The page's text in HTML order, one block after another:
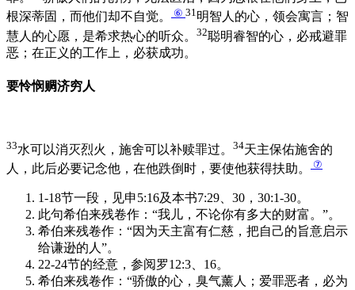
根深蒂固，而他们却不自觉。
⑥ 31明智人的心，领会寓言；智
慧人的心愿，是希求热心的听众。 32聪明睿智的心，必戒避罪
恶；在正义的工作上，必获成功。
要怜悯赒济穷人
33水可以消灭烈火，施舍可以补赎罪过。 34天主保佑施舍的
人，此后必要记念他，在他跌倒时，要使他获得扶助。
⑦
1-18节一段，见申5:16及本书7:29、30，30:1-30。
此句希伯来残卷作：“我儿，不论你有多大的财富。”。
希伯来残卷作：“因为天主富有仁慈，把自己的旨意启示
给谦逊的人”。
22-24节的经意，参阅罗12:3、16。
希伯来残卷作：“骄傲的心，臭气薰人；爱罪恶者，必为